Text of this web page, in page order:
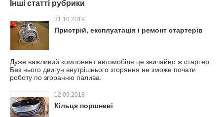
Інші статті рубрики
31.10.2019
Пристрій, експлуатація і ремонт стартерів
Дуже важливий компонент автомобіля це звичайно ж стартер.
Без нього двигун внутрішнього згоряння не зможе почати
роботу по згоранню палива.
12.09.2018
Кільця поршневі